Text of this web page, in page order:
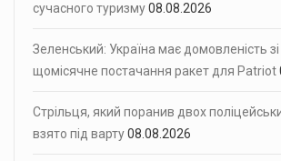
сучасного туризму08.08.2026
Зеленський: Україна має домовленість
щомісячне постачання ракет для Patriot
Стрільця, який поранив двох
взято під варту08.08.2026